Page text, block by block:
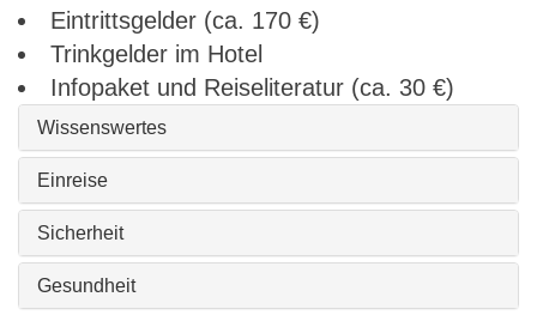
Eintrittsgelder (ca. 170 €)
Trinkgelder im Hotel
Infopaket und Reiseliteratur (ca. 30 €)
Wissenswertes
Einreise
Sicherheit
Gesundheit